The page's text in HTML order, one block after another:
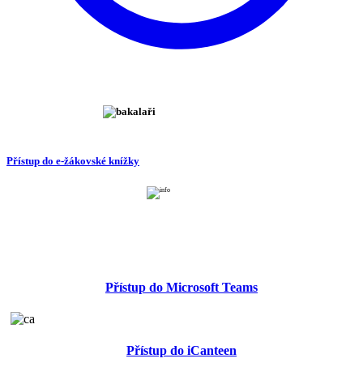
Přístup do e-žákovské knížky
Přístup do Microsoft Teams
Přístup do iCanteen